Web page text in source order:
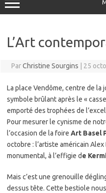
L’Art
ParChristine Sourgins 25
La place Vendôme, centre de la
symbole brûlant après le «
emporté des trophées de
Pour mesurer le cynisme de
l’occasion de la foire Art Basel
octobre : l’artiste américain
monumental, à l’effigie de
Mais c’est une grenouille
dessus tête. Cette bestiole